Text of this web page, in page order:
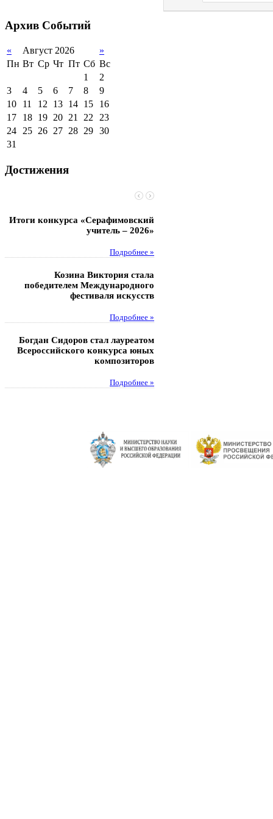
поддержки обучающихся
сотрудничество
Организация питания в
образовательной
организации
Архив Событий
« Август 2026
»
Пн Вт Ср Чт Пт Сб Вс
1
2
3
4 5 6 7 8
9
10
11 12 13 14 15
16
17
18 19 20 21 22 23
24 25 26 27 28 29 30
31
Достижения
Итоги конкурса «Серафимовский
учитель – 2026»
Подробнее »
Козина Виктория стала
победителем Международного
фестиваля искусств
Подробнее »
Богдан Сидоров стал лауреатом
Всероссийского конкурса юных
композиторов
Подробнее »